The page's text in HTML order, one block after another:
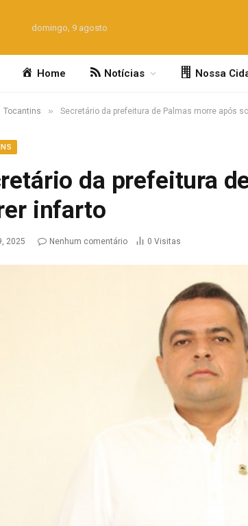
domingo, 9 agosto
Home Notícias Nossa
Tocantins » Secretário da prefeitura de Palmas morre após
da prefeitura
infarto
2025 Nenhum comentário 0 Visitas